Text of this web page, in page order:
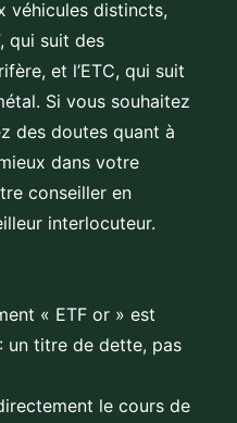
véhicules distincts,
qui suit des
et l’ETC, qui suit
Si vous souhaitez
des doutes quant à
dans votre
conseiller en
interlocuteur.
« ETF or » est
un titre de dette, pas
le cours de